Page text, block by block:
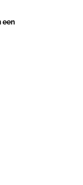
een